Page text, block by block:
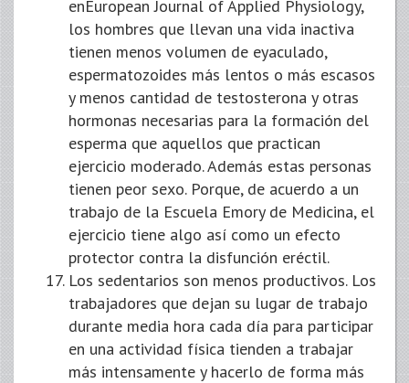
enEuropean Journal of Applied Physiology,
los hombres que llevan una vida inactiva
tienen menos volumen de eyaculado,
espermatozoides más lentos o más escasos
y menos cantidad de testosterona y otras
hormonas necesarias para la formación del
esperma que aquellos que practican
ejercicio moderado. Además estas personas
tienen peor sexo. Porque, de acuerdo a un
trabajo de la Escuela Emory de Medicina, el
ejercicio tiene algo así como un efecto
protector contra la disfunción eréctil.
Los sedentarios son menos productivos. Los
trabajadores que dejan su lugar de trabajo
durante media hora cada día para participar
en una actividad física tienden a trabajar
más intensamente y hacerlo de forma más